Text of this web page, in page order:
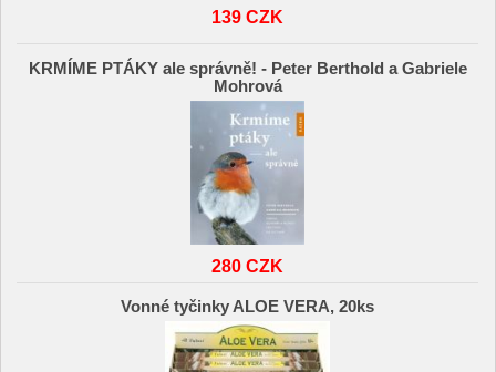
139 CZK
KRMÍME PTÁKY ale správně! - Peter Berthold a Gabriele
Mohrová
280 CZK
Vonné tyčinky ALOE VERA, 20ks